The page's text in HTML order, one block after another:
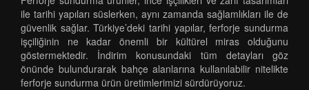
ile tarihi yapıları süslerken, aynı zamanda sağlamlıkları ile de
güvenlik sağlar. Türkiye’deki tarihi yapılar, ferforje sundurma
işçiliğinin ne kadar önemli bir kültürel miras olduğunu
göstermektedir. İndirim konusundaki tüm detayları göz
önünde bulundurarak bahçe alanlarına kullanılabilir nitelikte
ferforje sundurma ürün üretimlerimizi sürdürüyoruz.